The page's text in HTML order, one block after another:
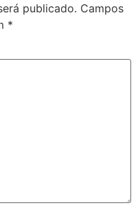
publicado. Campos
*